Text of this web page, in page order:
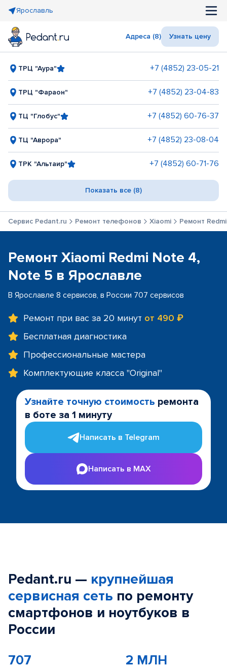
Ярославль
Адреса (8) Узнать цену
ТРЦ "Аура" +7 (4852) 23-05-21
ТРЦ "Фараон" +7 (4852) 23-04-83
ТЦ "Глобус" +7 (4852) 60-76-37
ТЦ "Аврора" +7 (4852) 23-08-04
ТРК "Альтаир" +7 (4852) 60-71-76
Показать все (8)
Сервис Pedant.ru Ремонт телефонов Xiaomi Ремонт
Ремонт Xiaomi Redmi Note 4,
Note 5 в Ярославле
В Ярославле 8 сервисов, в России 707 сервисов
Ремонт при вас за 20 минут от 490 ₽
Бесплатная диагностика
Профессиональные мастера
Комплектующие класса "Original"
Узнайте точную стоимость ремонта
в боте за 1 минуту
Написать в Telegram
Написать в MAX
Pedant.ru — крупнейшая
сервисная сеть по ремонту
смартфонов и ноутбуков в
России
707 2 МЛН